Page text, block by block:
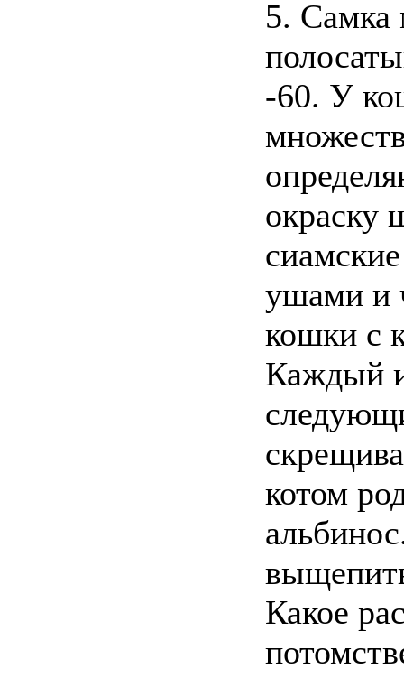
5.
-60. У
окраску
ушами и
кошки с
Каждый
котом
Какое